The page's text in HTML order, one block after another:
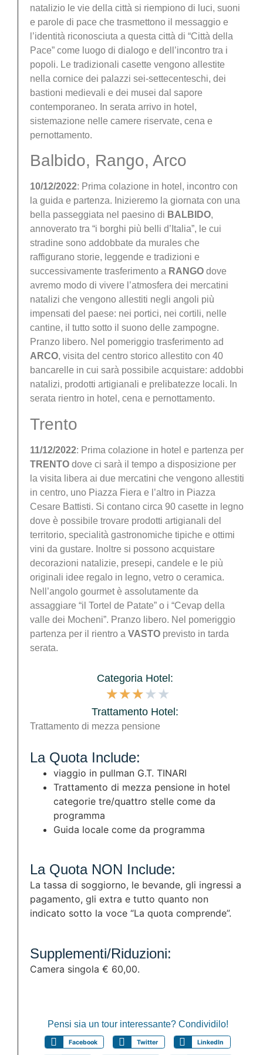
natalizio le vie della città si riempiono di luci, suoni
e parole di pace che trasmettono il messaggio e
l’identità riconosciuta a questa città di “Città della
Pace” come luogo di dialogo e dell’incontro tra i
popoli. Le tradizionali casette vengono allestite
nella cornice dei palazzi sei-settecenteschi, dei
bastioni medievali e dei musei dal sapore
contemporaneo. In serata arrivo in hotel,
sistemazione nelle camere riservate, cena e
pernottamento.
Balbido, Rango, Arco
10/12/2022: Prima colazione in hotel, incontro con
la guida e partenza. Inizieremo la giornata con una
bella passeggiata nel paesino di BALBIDO,
annoverato tra “i borghi più belli d’Italia”, le cui
stradine sono addobbate da murales che
raffigurano storie, leggende e tradizioni e
successivamente trasferimento a RANGO dove
avremo modo di vivere l’atmosfera dei mercatini
natalizi che vengono allestiti negli angoli più
impensati del paese: nei portici, nei cortili, nelle
cantine, il tutto sotto il suono delle zampogne.
Pranzo libero. Nel pomeriggio trasferimento ad
ARCO, visita del centro storico allestito con 40
bancarelle in cui sarà possibile acquistare: addobbi
natalizi, prodotti artigianali e prelibatezze locali. In
serata rientro in hotel, cena e pernottamento.
Trento
11/12/2022: Prima colazione in hotel e partenza per
TRENTO dove ci sarà il tempo a disposizione per
la visita libera ai due mercatini che vengono allestiti
in centro, uno Piazza Fiera e l’altro in Piazza
Cesare Battisti. Si contano circa 90 casette in legno
dove è possibile trovare prodotti artigianali del
territorio, specialità gastronomiche tipiche e ottimi
vini da gustare. Inoltre si possono acquistare
decorazioni natalizie, presepi, candele e le più
originali idee regalo in legno, vetro o ceramica.
Nell’angolo gourmet è assolutamente da
assaggiare “il Tortel de Patate” o i “Cevap della
valle dei Mocheni”. Pranzo libero. Nel pomeriggio
partenza per il rientro a VASTO previsto in tarda
serata.
Categoria Hotel:
★★★★★
Trattamento Hotel:
Trattamento di mezza pensione
La Quota Include:
viaggio in pullman G.T. TINARI
Trattamento di mezza pensione in hotel
categorie tre/quattro stelle come da
programma
Guida locale come da programma
La Quota NON Include:
La tassa di soggiorno, le bevande, gli ingressi a
pagamento, gli extra e tutto quanto non
indicato sotto la voce “La quota comprende”.
Supplementi/Riduzioni:
Camera singola € 60,00.
Pensi sia un tour interessante? Condividilo!
Facebook Twitter LinkedIn